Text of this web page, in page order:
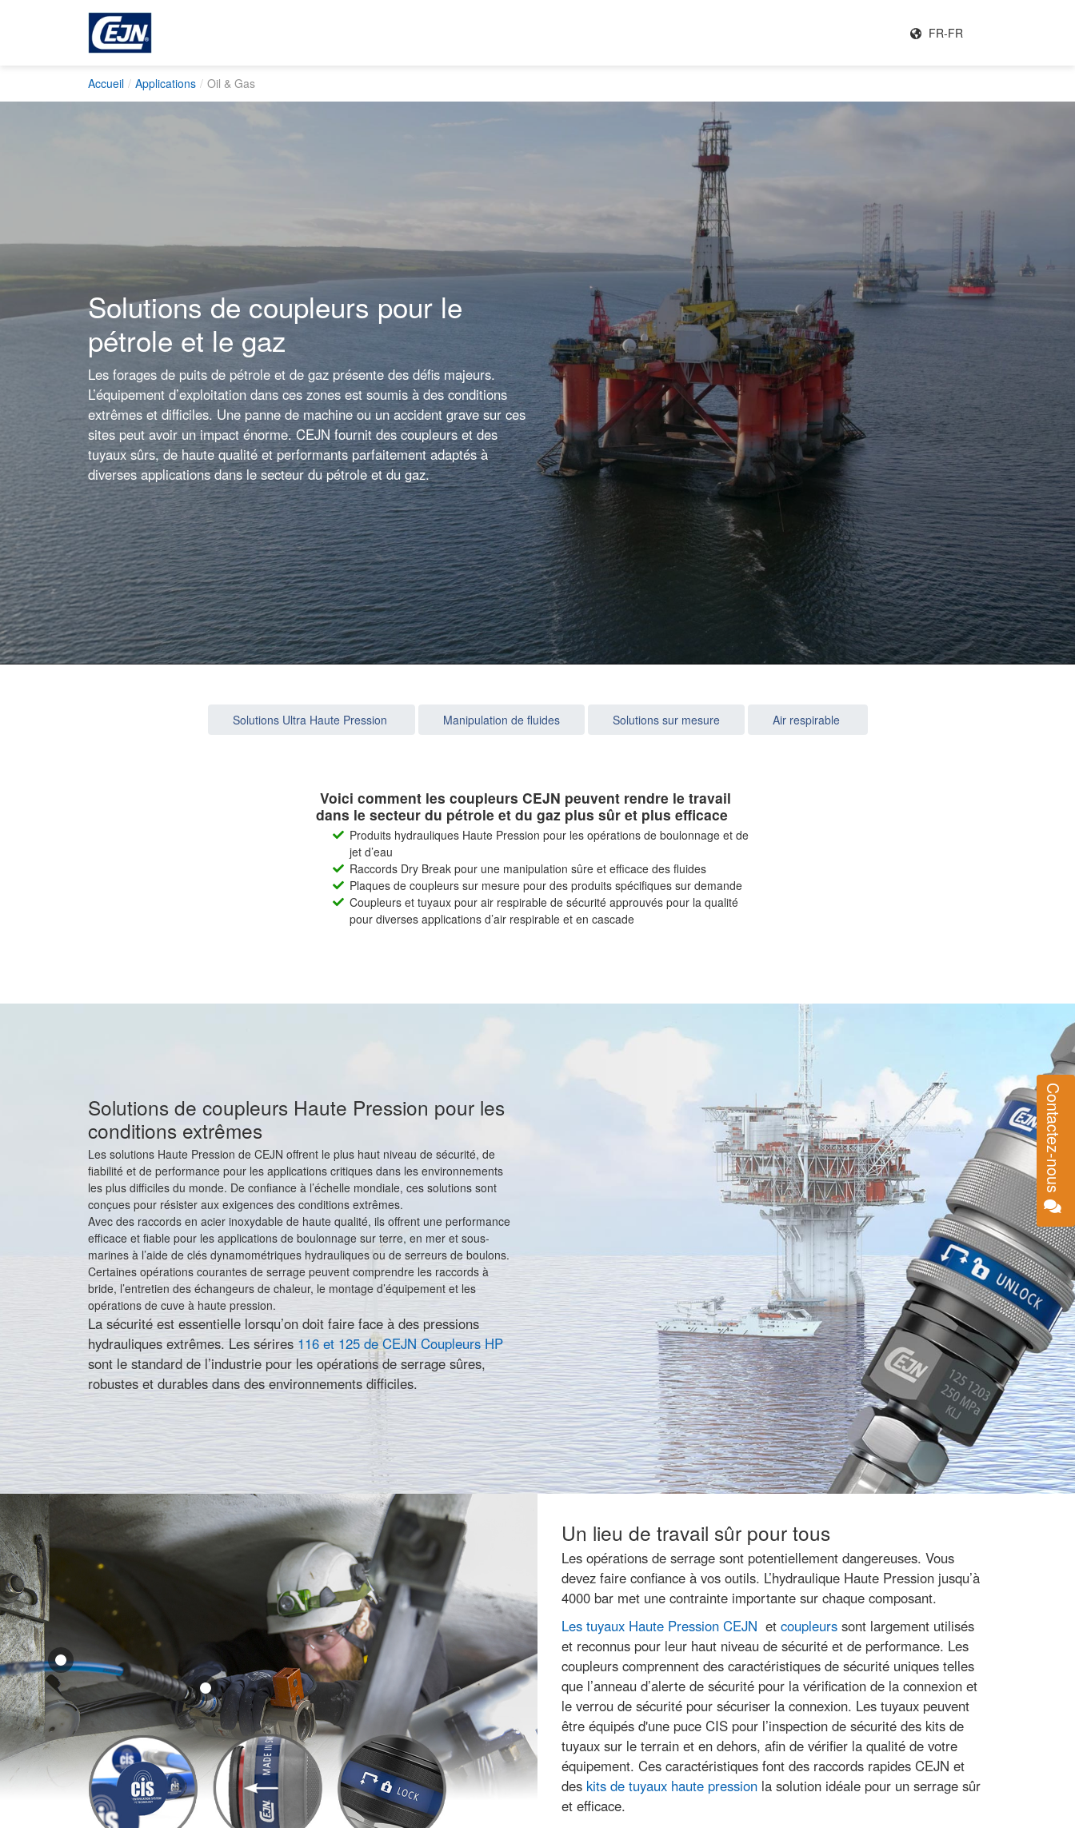
FR-FR
Contactez-nous
Accueil Applications Oil & Gas
Solutions de coupleurs pour le
pétrole et le gaz
Les forages de puits de pétrole et de gaz présente des défis majeurs.
L’équipement d’exploitation dans ces zones est soumis à des conditions
extrêmes et difficiles. Une panne de machine ou un accident grave sur ces
sites peut avoir un impact énorme. CEJN fournit des coupleurs et des
tuyaux sûrs, de haute qualité et performants parfaitement adaptés à
diverses applications dans le secteur du pétrole et du gaz.
Solutions Ultra Haute Pression Manipulation de fluides Solutions sur mesure Air respirable
Voici comment les coupleurs CEJN peuvent rendre le travail
dans le secteur du pétrole et du gaz plus sûr et plus efficace
Produits hydrauliques Haute Pression pour les opérations de boulonnage et de
jet d’eau
Raccords Dry Break pour une manipulation sûre et efficace des fluides
Plaques de coupleurs sur mesure pour des produits spécifiques sur demande
Coupleurs et tuyaux pour air respirable de sécurité approuvés pour la qualité
pour diverses applications d’air respirable et en cascade
Solutions de coupleurs Haute Pression pour les
conditions extrêmes
Les solutions Haute Pression de CEJN offrent le plus haut niveau de sécurité, de
fiabilité et de performance pour les applications critiques dans les environnements
les plus difficiles du monde. De confiance à l’échelle mondiale, ces solutions sont
conçues pour résister aux exigences des conditions extrêmes.
Avec des raccords en acier inoxydable de haute qualité, ils offrent une performance
efficace et fiable pour les applications de boulonnage sur terre, en mer et sous-
marines à l’aide de clés dynamométriques hydrauliques ou de serreurs de boulons.
Certaines opérations courantes de serrage peuvent comprendre les raccords à
bride, l’entretien des échangeurs de chaleur, le montage d’équipement et les
opérations de cuve à haute pression.
La sécurité est essentielle lorsqu’on doit faire face à des pressions
hydrauliques extrêmes. Les sérires 116 et 125 de CEJN Coupleurs HP
sont le standard de l’industrie pour les opérations de serrage sûres,
robustes et durables dans des environnements difficiles.
Un lieu de travail sûr pour tous
Les opérations de serrage sont potentiellement dangereuses. Vous
devez faire confiance à vos outils. L’hydraulique Haute Pression jusqu’à
4000 bar met une contrainte importante sur chaque composant.
Les tuyaux Haute Pression CEJN et coupleurs sont largement utilisés
et reconnus pour leur haut niveau de sécurité et de performance. Les
coupleurs comprennent des caractéristiques de sécurité uniques telles
que l’anneau d’alerte de sécurité pour la vérification de la connexion et
le verrou de sécurité pour sécuriser la connexion. Les tuyaux peuvent
être équipés d'une puce CIS pour l’inspection de sécurité des kits de
tuyaux sur le terrain et en dehors, afin de vérifier la qualité de votre
équipement. Ces caractéristiques font des raccords rapides CEJN et
des kits de tuyaux haute pression la solution idéale pour un serrage sûr
et efficace.